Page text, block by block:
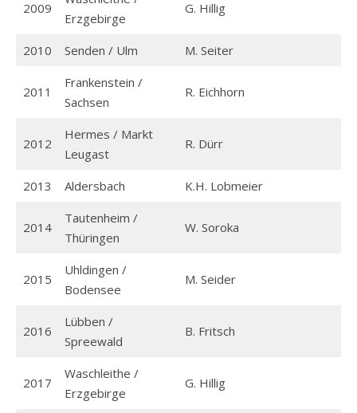
2009
Erzgebirge
G. Hillig
2010 Senden / Ulm M. Seiter
2011
Frankenstein /
Sachsen
R. Eichhorn
2012
Hermes / Markt
Leugast
R. Dürr
2013 Aldersbach K.H. Lobmeier
2014
Tautenheim /
Thüringen
W. Soroka
2015
Uhldingen /
Bodensee
M. Seider
2016
Lübben /
Spreewald
B. Fritsch
2017
Waschleithe /
Erzgebirge
G. Hillig